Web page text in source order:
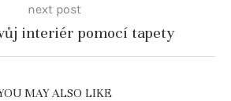
next post
interiér pomocí tapety
MAY ALSO LIKE